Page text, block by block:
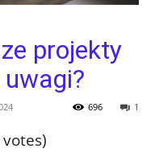
projekty
1
696